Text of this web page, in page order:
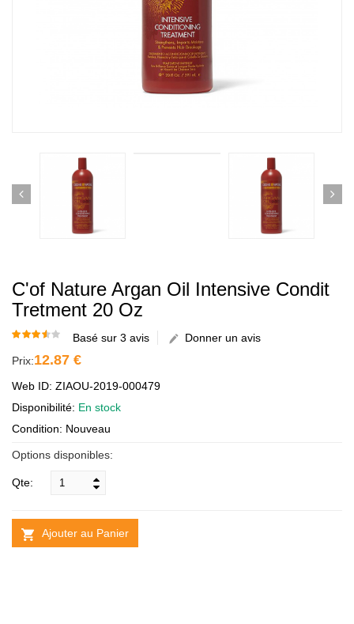
C'of Nature Argan Oil Intensive Condit
Tretment 20 Oz
Basé sur 3 avis
Donner un avis
Prix:12.87 €
Web ID: ZIAOU-2019-000479
Disponibilité: En stock
Condition: Nouveau
Options disponibles:
Qte:
Ajouter au Panier